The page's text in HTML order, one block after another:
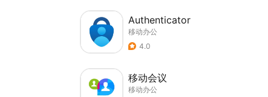
Authenticator
移动办公
4.0
移动会议
移动办公